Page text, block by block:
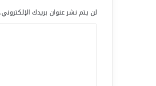
لن يتم نشر عنوان بريدك الإلكتروني.